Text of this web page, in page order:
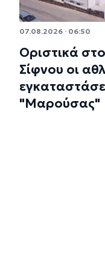
07.08.2026 · 06:50
Οριστικά
Σίφνου οι
"Μαρούσας"